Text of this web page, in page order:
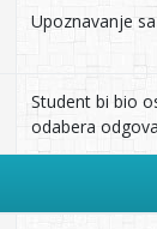
Upoznavanje
Student bi bio
odabera